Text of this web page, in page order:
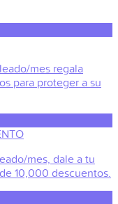
mes regala
para proteger a su
mes, dale a tu
10,000 descuentos.